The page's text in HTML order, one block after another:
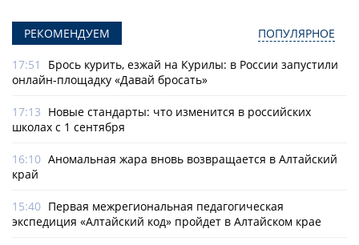
РЕКОМЕНДУЕМ ПОПУЛЯРНОЕ
17:51
Брось курить, езжай на Курилы: в России запустили
онлайн-­площадку «Давай бросать»
17:13 Новые стандарты: что изменится в российских
школах с 1 сентября
16:10 Аномальная жара вновь возвращается в Алтайский
край
15:40 Первая межрегиональная педагогическая
экспедиция «Алтайский код» пройдет в Алтайском крае